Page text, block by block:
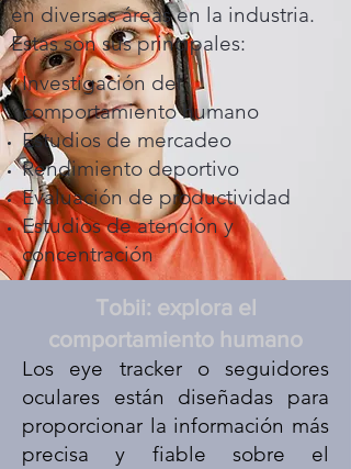
en diversas áreas en la industria.
Estas son sus principales:
Investigación del
comportamiento humano
Estudios de mercadeo
Rendimiento deportivo
Evaluación de productividad
Estudios de atención y
concentración
Tobii: explora el
comportamiento humano
Los eye tracker o seguidores
oculares están diseñadas para
proporcionar la información más
precisa y fiable sobre el